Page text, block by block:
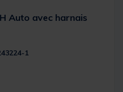
Auto avec harnais
1